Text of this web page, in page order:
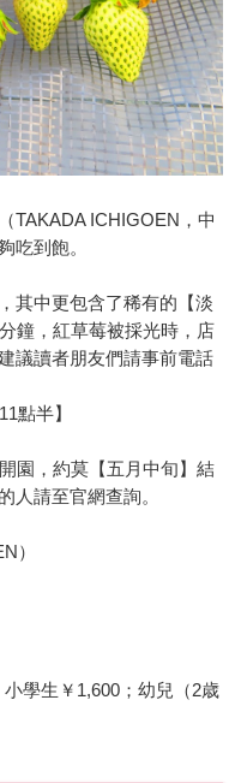
TAKADA ICHIGOEN，中
吃到飽。
其中更包含了稀有的【淡
鐘，紅草莓被採光時，店
議讀者朋友們請事前電話
點半】
園，約莫【五月中旬】結
人請至官網查詢。
）
學生￥1,600；幼兒（2歳